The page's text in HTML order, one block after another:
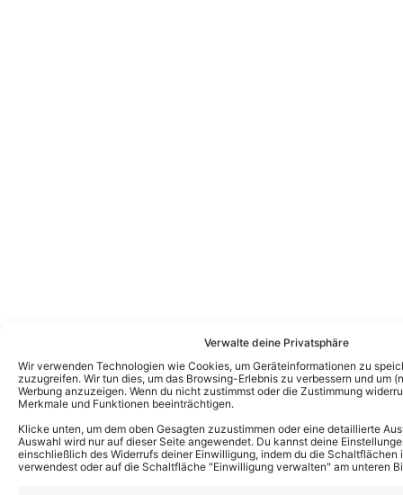
Verwalte deine Privatsphäre
Wir verwenden Technologien wie Cookies, um Geräteinformationen zu
zuzugreifen. Wir tun dies, um das Browsing-Erlebnis zu verbessern und um
Werbung anzuzeigen. Wenn du nicht zustimmst oder die Zustimmung
Merkmale und Funktionen beeinträchtigen.
Klicke unten, um dem oben Gesagten zuzustimmen oder eine detaillierte
Auswahl wird nur auf dieser Seite angewendet. Du kannst deine
einschließlich des Widerrufs deiner Einwilligung, indem du die
verwendest oder auf die Schaltfläche "Einwilligung verwalten" am unteren
Das könnte Euch auch interessieren:
Julian David spricht erstmals offen über
sein Aus in BLINDED BY DELIGHT:
„Manchmal fällt der Vorhang früher, als
man es sich gewünscht hätte“
Julian David: Neuer Song „Anders als man